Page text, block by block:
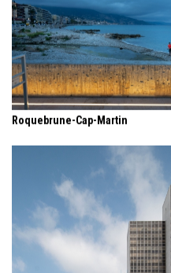
Roquebrune-Cap-Martin